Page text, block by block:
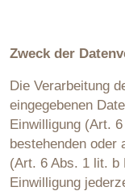
Zweck der
Die Verarbeitung
eingegebenen
Einwilligung (Art.
bestehenden oder
(Art. 6 Abs. 1 lit. b
Einwilligung